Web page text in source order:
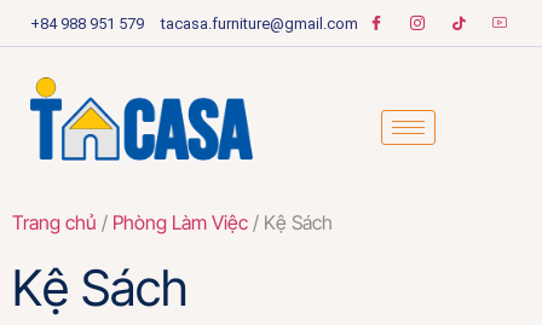
+84 988 951 579 tacasa.furniture@gmail.com
Trang chủ / Phòng Làm Việc / Kệ Sách
Kệ Sách